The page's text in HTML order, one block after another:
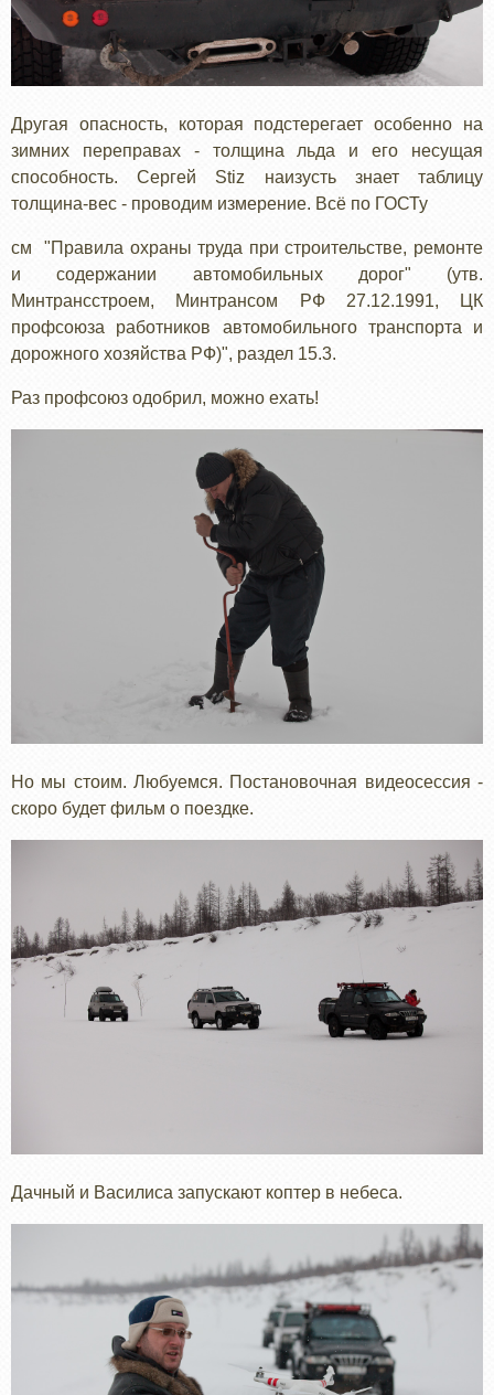
Другая опасность, которая подстерегает особенно на
зимних переправах - толщина льда и его несущая
способность. Сергей Stiz наизусть знает таблицу
толщина-вес - проводим измерение. Всё по ГОСТу
см "Правила охраны труда при строительстве, ремонте
и содержании автомобильных дорог" (утв.
Минтрансстроем, Минтрансом РФ 27.12.1991, ЦК
профсоюза работников автомобильного транспорта и
дорожного хозяйства РФ)", раздел 15.3.
Раз профсоюз одобрил, можно ехать!
Но мы стоим. Любуемся. Постановочная видеосессия -
скоро будет фильм о поездке.
Дачный и Василиса запускают коптер в небеса.